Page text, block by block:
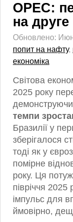
OPEC:
на друге
Обновлено:
попит на нафту,
економіка
Світова
2025 року
демонструючи
темпи
Бразилії у
зберігалося
тоді як у
помірне
року. Ця
півріччя 2025
імпульс для
ймовірно,